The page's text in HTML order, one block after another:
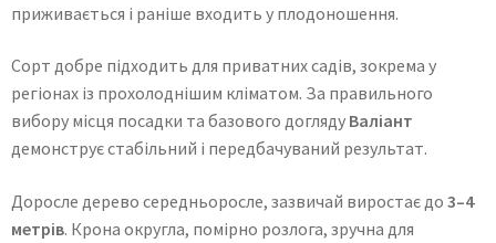
приживається і раніше входить у плодоношення.
Сорт добре підходить для приватних садів, зокрема у
регіонах із прохолоднішим кліматом. За правильного
вибору місця посадки та базового догляду Валіант
демонструє стабільний і передбачуваний результат.
Доросле дерево середньоросле, зазвичай виростає до 3–4
метрів. Крона округла, помірно розлога, зручна для